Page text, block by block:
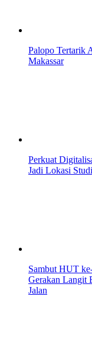
Palopo Tertarik
Makassar
Perkuat
Jadi Lokasi
Sambut HUT
Gerakan Langit
Jalan